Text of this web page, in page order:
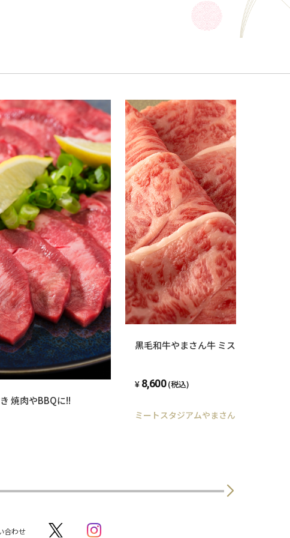
焼肉やBBQに!!
黒毛和牛やまさん牛 ミスジ・クリミ
8,600 (税込)
ミートスタジアムやまさん
合わせ